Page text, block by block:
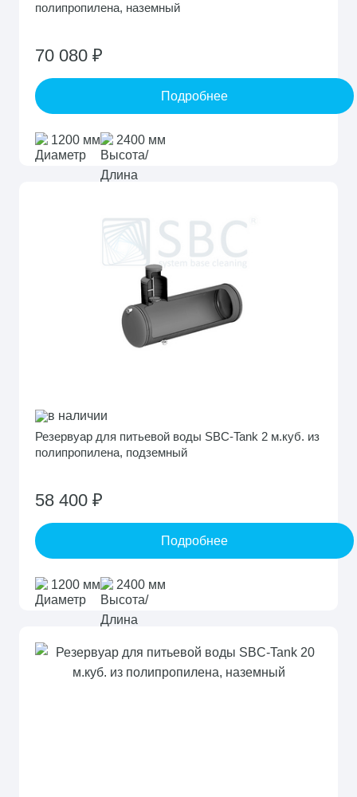
полипропилена, наземный
70 080 ₽
Подробнее
1200 мм 2400 мм
в наличии
Резервуар для питьевой воды SBC-Tank 2 м.куб. из
полипропилена, подземный
58 400 ₽
Подробнее
1200 мм 2400 мм